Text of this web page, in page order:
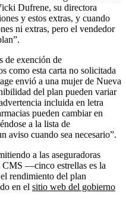
Dufrene, su directora
y estos extras, y cuando
ni extras, pero el vendedor
de exención de
como esta carta no solicitada
envió a una mujer de Nueva
del plan pueden variar
incluida en letra
pueden cambiar en
a la lista de
aviso cuando sea necesario”.
a las aseguradoras
CMS —cinco estrellas es la
rendimiento del plan
en el sitio web del gobierno